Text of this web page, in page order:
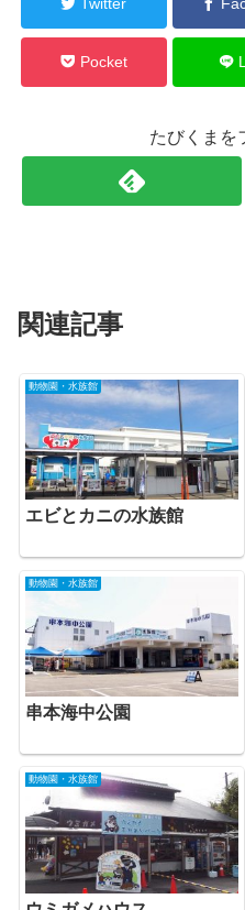
Pocket
たびくまを
関連記事
動物園・水族館
エビとカニの水族館
動物園・水族館
串本海中公園
動物園・水族館